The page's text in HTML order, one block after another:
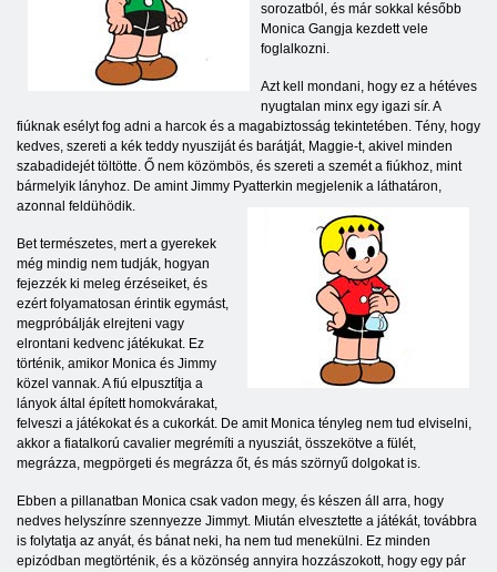
sorozatból, és már sokkal később
Monica Gangja kezdett vele
foglalkozni.
Azt kell mondani, hogy ez a hétéves
nyugtalan minx egy igazi sír. A
fiúknak esélyt fog adni a harcok és a magabiztosság tekintetében. Tény, hogy
kedves, szereti a kék teddy nyusziját és barátját, Maggie-t, akivel minden
szabadidejét töltötte. Ő nem közömbös, és szereti a szemét a fiúkhoz, mint
bármelyik lányhoz. De amint Jimmy Pyatterkin megjelenik a láthatáron,
azonnal feldühödik.
Bet természetes, mert a gyerekek
még mindig nem tudják, hogyan
fejezzék ki meleg érzéseiket, és
ezért folyamatosan érintik egymást,
megpróbálják elrejteni vagy
elrontani kedvenc játékukat. Ez
történik, amikor Monica és Jimmy
közel vannak. A fiú elpusztítja a
lányok által épített homokvárakat,
felveszi a játékokat és a cukorkát. De amit Monica tényleg nem tud elviselni,
akkor a fiatalkorú cavalier megrémíti a nyusziát, összekötve a fülét,
megrázza, megpörgeti és megrázza őt, és más szörnyű dolgokat is.
Ebben a pillanatban Monica csak vadon megy, és készen áll arra, hogy
nedves helyszínre szennyezze Jimmyt. Miután elvesztette a játékát, továbbra
is folytatja az anyát, és bánat neki, ha nem tud menekülni. Ez minden
epizódban megtörténik, és a közönség annyira hozzászokott, hogy egy pár